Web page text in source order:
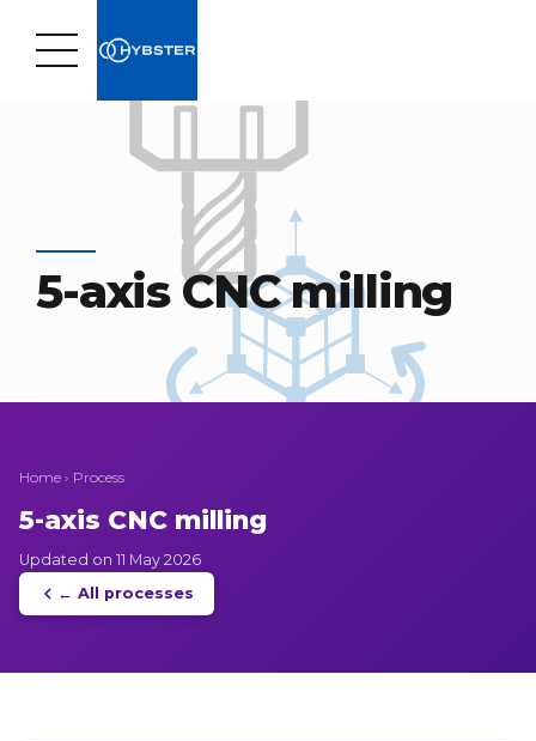
5-axis CNC milling
Home › Process
5-axis CNC milling
Updated on 11 May 2026
← All processes